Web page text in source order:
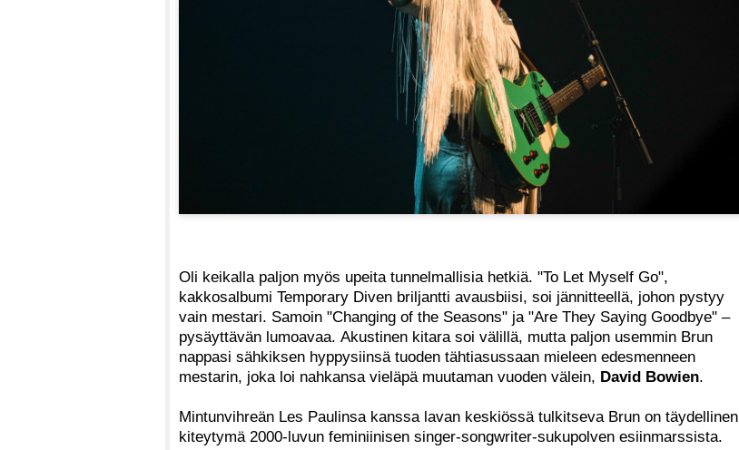
Oli keikalla paljon myös upeita tunnelmallisia hetkiä. "To Let Myself Go",
kakkosalbumi Temporary Diven briljantti avausbiisi, soi jännitteellä, johon pystyy
vain mestari. Samoin "Changing of the Seasons" ja "Are They Saying Goodbye" –
pysäyttävän lumoavaa. Akustinen kitara soi välillä, mutta paljon usemmin Brun
nappasi sähkiksen hyppysiinsä tuoden tähtiasussaan mieleen edesmenneen
mestarin, joka loi nahkansa vieläpä muutaman vuoden välein, David Bowien.
Mintunvihreän Les Paulinsa kanssa lavan keskiössä tulkitseva Brun on täydellinen
kiteytymä 2000-luvun feminiinisen singer-songwriter-sukupolven esiinmarssista.